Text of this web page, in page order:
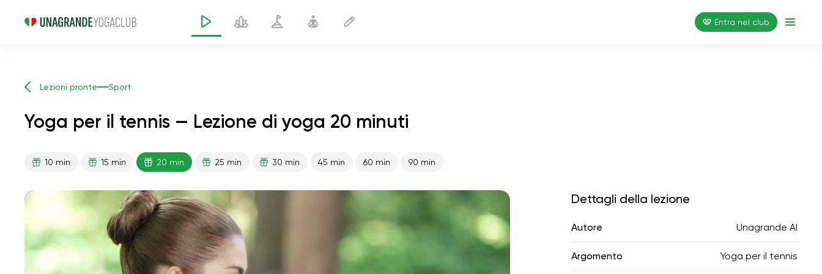
Entra nel club
Lezioni pronte Sport
Yoga per il tennis — Lezione di yoga 20 minuti
10 min 15 min 20 min 25 min 30 min 45 min 60 min 90 min
Dettagli della lezione
Autore Unagrande AI
Argomento Yoga per il tennis